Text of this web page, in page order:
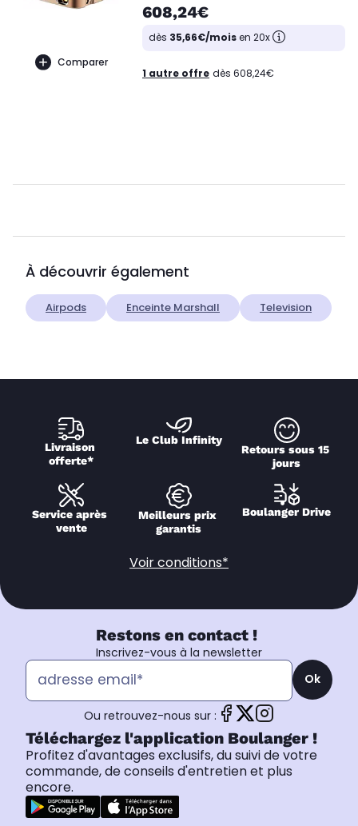
Comparer
608,24€
dès 35,66€/moisen 20x
1 autre offre dès 608,24€
À découvrir également
Airpods Enceinte Marshall Television
Livraison
offerte*
Le Club Infinity
Retours sous 15
jours
Service après
vente
Meilleurs prix
garantis
Boulanger Drive
Voir conditions*
Restons en contact !
Inscrivez-vous à la newsletter
Ok
Ou retrouvez-nous sur :
Téléchargez l'application Boulanger !
Profitez d'avantages exclusifs, du suivi de votre
commande, de conseils d'entretien et plus
encore.